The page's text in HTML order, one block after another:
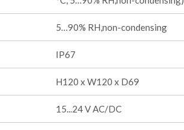
5…90% RH,non-condensing
IP67
H120 x W120 x D69
15...24 V AC/DC